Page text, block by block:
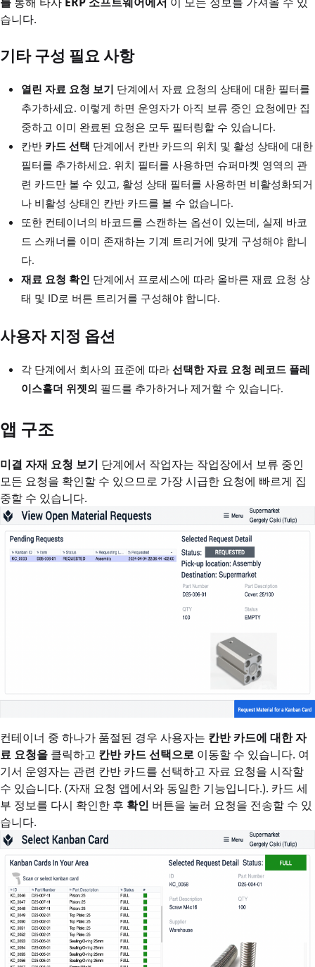
습니다.
기타 구성 필요 사항
열린 자료 요청 보기 단계에서 자료 요청의 상태에 대한 필터를
추가하세요. 이렇게 하면 운영자가 아직 보류 중인 요청에만 집
중하고 이미 완료된 요청은 모두 필터링할 수 있습니다.
칸반 카드 선택 단계에서 칸반 카드의 위치 및 활성 상태에 대한
필터를 추가하세요. 위치 필터를 사용하면 슈퍼마켓 영역의 관
련 카드만 볼 수 있고, 활성 상태 필터를 사용하면 비활성화되거
나 비활성 상태인 칸반 카드를 볼 수 없습니다.
또한 컨테이너의 바코드를 스캔하는 옵션이 있는데, 실제 바코
드 스캐너를 이미 존재하는 기계 트리거에 맞게 구성해야 합니
다.
재료 요청 확인 단계에서 프로세스에 따라 올바른 재료 요청 상
태 및 ID로 버튼 트리거를 구성해야 합니다.
사용자 지정 옵션
각 단계에서 회사의 표준에 따라 선택한 자료 요청 레코드 플레
이스홀더 위젯의 필드를 추가하거나 제거할 수 있습니다.
앱 구조
미결 자재 요청 보기 단계에서 작업자는 작업장에서 보류 중인
모든 요청을 확인할 수 있으므로 가장 시급한 요청에 빠르게 집
중할 수 있습니다.
컨테이너 중 하나가 품절된 경우 사용자는 칸반 카드에 대한 자
료 요청을 클릭하고 칸반 카드 선택으로 이동할 수 있습니다. 여
기서 운영자는 관련 칸반 카드를 선택하고 자료 요청을 시작할
수 있습니다. (자재 요청 앱에서와 동일한 기능입니다.). 카드 세
부 정보를 다시 확인한 후 확인 버튼을 눌러 요청을 전송할 수 있
습니다.